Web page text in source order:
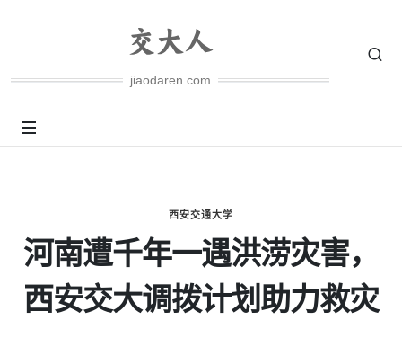
jiaodaren.com
西安交通大学
河南遭千年一遇洪涝灾害，
西安交大调拨计划助力救灾